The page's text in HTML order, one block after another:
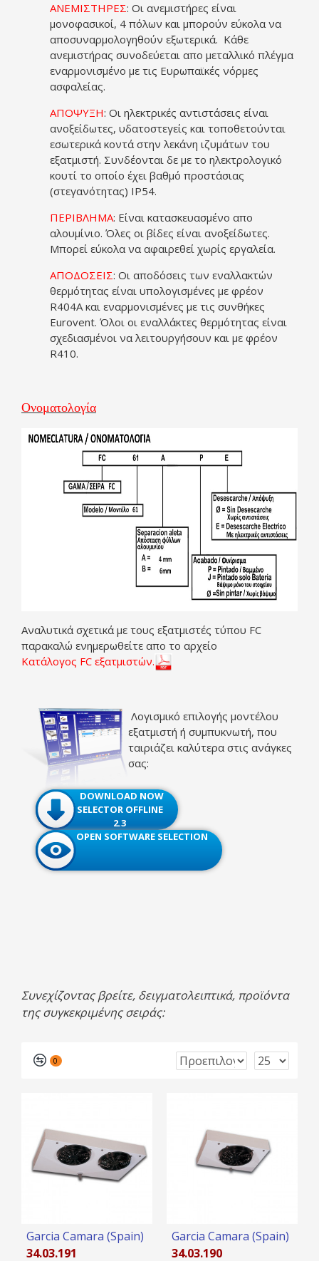
ΑΝΕΜΙΣΤΗΡΕΣ: Οι ανεμιστήρες είναι
μονοφασικοί, 4 πόλων και μπορούν εύκολα να
αποσυναρμολογηθούν εξωτερικά. Κάθε
ανεμιστήρας συνοδεύεται απο μεταλλικό πλέγμα
εναρμονισμένο με τις Ευρωπαϊκές νόρμες
ασφαλείας.
ΑΠΟΨΥΞΗ: Οι ηλεκτρικές αντιστάσεις είναι
ανοξείδωτες, υδατοστεγείς και τοποθετούνται
εσωτερικά κοντά στην λεκάνη ιζυμάτων του
εξατμιστή. Συνδέονται δε με το ηλεκτρολογικό
κουτί το οποίο έχει βαθμό προστάσιας
(στεγανότητας) IP54.
ΠΕΡΙΒΛΗΜΑ: Είναι κατασκευασμένο απο
αλουμίνιο. Όλες οι βίδες είναι ανοξείδωτες.
Μπορεί εύκολα να αφαιρεθεί χωρίς εργαλεία.
ΑΠΟΔΟΣΕΙΣ: Οι αποδόσεις των εναλλακτών
θερμότητας είναι υπολογισμένες με φρέον
R404A και εναρμονισμένες με τις συνθήκες
Eurovent. Όλοι οι εναλλάκτες θερμότητας είναι
σχεδιασμένοι να λειτουργήσουν και με φρέον
R410.
Ονοματολογία
Αναλυτικά σχετικά με τους εξατμιστές τύπου FC
παρακαλώ ενημερωθείτε απο το αρχείο
Κατάλογος FC εξατμιστών.
Λογισμικό επιλογής μοντέλου
εξατμιστή ή συμπυκνωτή, που
ταιριάζει καλύτερα στις ανάγκες
σας:
DOWNLOAD NOW
SELECTOR OFFLINE
2.3
OPEN SOFTWARE SELECTION
Συνεχίζοντας βρείτε, δειγματολειπτικά, προϊόντα
της συγκεκριμένης σειράς:
0
Garcia Camara (Spain)
34.03.191
Garcia Camara (Spain)
34.03.190